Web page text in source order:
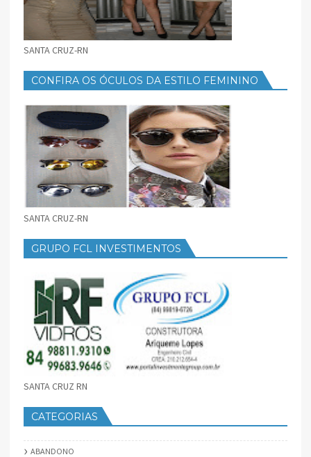
SANTA CRUZ-RN
CONFIRA OS ÓCULOS DA ESTILO FEMININO
SANTA CRUZ-RN
GRUPO FCL INVESTIMENTOS
SANTA CRUZ RN
CATEGORIAS
ABANDONO